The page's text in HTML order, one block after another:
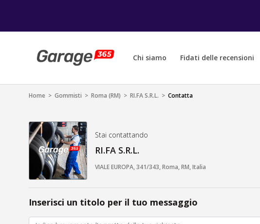
Chi siamo Fidati delle recensioni
Home > Gommisti > Roma (RM) > RI.FA S.R.L. > Contatta
Stai contattando
RI.FA S.R.L.
VIALE EUROPA, 341/343, Roma, RM, Italia
Inserisci un titolo per il tuo messaggio